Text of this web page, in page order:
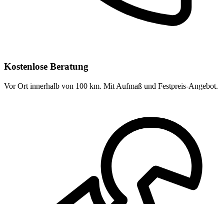
Kostenlose Beratung
Vor Ort innerhalb von 100 km. Mit Aufmaß und Festpreis-Angebot.